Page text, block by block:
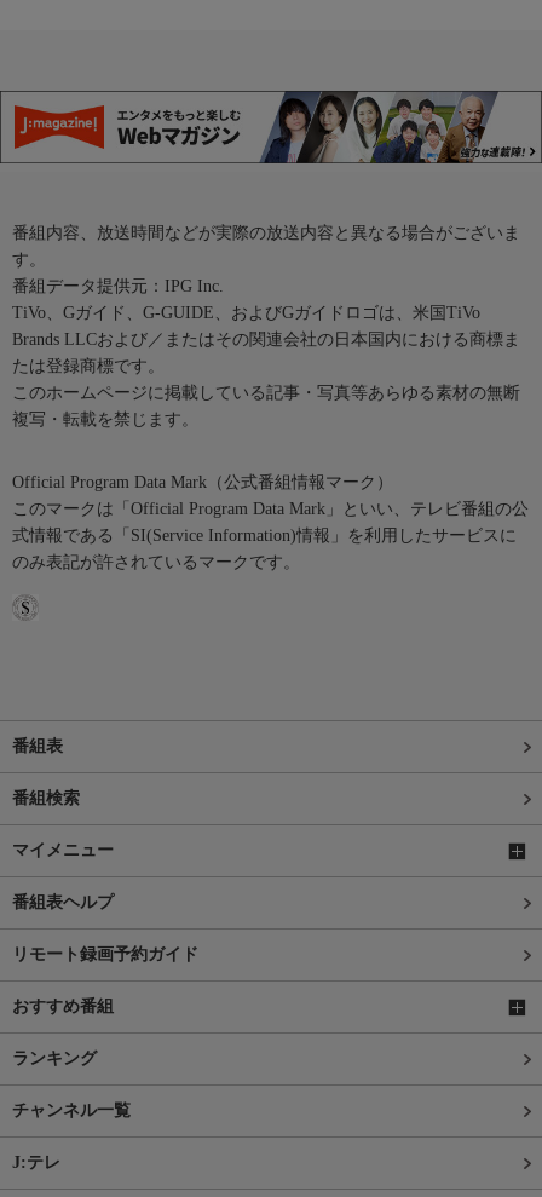
番組内容、放送時間などが実際の放送内容と異なる場合がございま
す。
番組データ提供元：IPG Inc.
TiVo、Gガイド、G-GUIDE、およびGガイドロゴは、米国TiVo
Brands LLCおよび／またはその関連会社の日本国内における商標ま
たは登録商標です。
このホームページに掲載している記事・写真等あらゆる素材の無断
複写・転載を禁じます。
Official Program Data Mark（公式番組情報マーク）
このマークは「Official Program Data Mark」といい、テレビ番組の公
式情報である「SI(Service Information)情報」を利用したサービスに
のみ表記が許されているマークです。
番組表
番組検索
マイメニュー
番組表ヘルプ
リモート録画予約ガイド
おすすめ番組
ランキング
チャンネル一覧
J:テレ